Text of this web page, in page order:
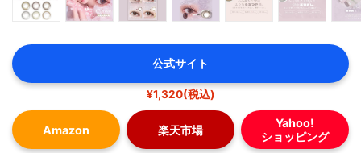
公式サイト
¥1,320(税込)
Amazon 楽天市場
Yahoo!
ショッピング